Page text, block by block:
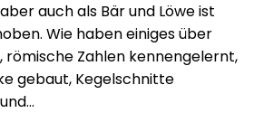
auch als Bär und Löwe ist
Wie haben einiges über
Zahlen kennengelernt,
gebaut, Kegelschnitte